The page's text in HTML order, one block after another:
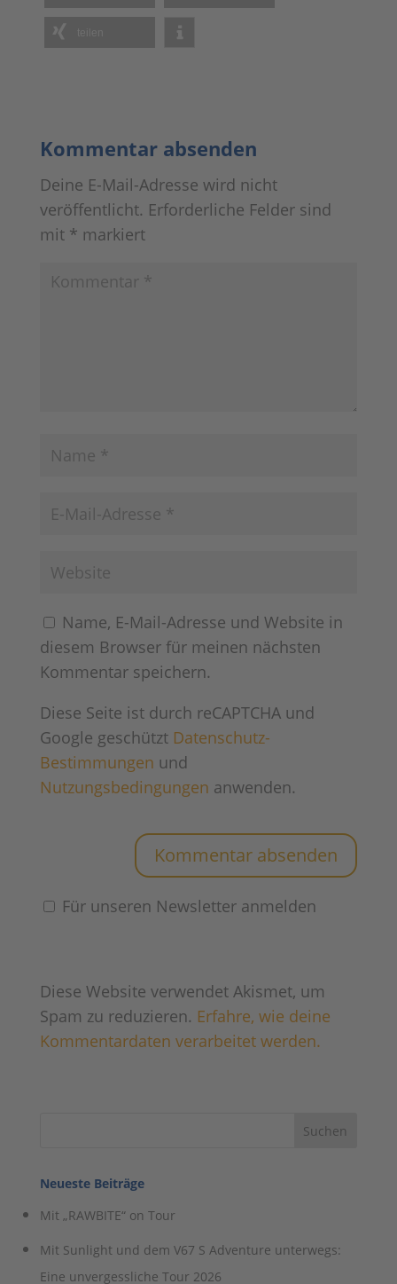
Kommentar absenden
Deine E-Mail-Adresse wird nicht
veröffentlicht. Erforderliche Felder sind
mit * markiert
Name, E-Mail-Adresse und Website in
diesem Browser für meinen nächsten
Kommentar speichern.
Diese Seite ist durch reCAPTCHA und
Google geschützt Datenschutz-
Bestimmungen und
Nutzungsbedingungen anwenden.
Für unseren Newsletter anmelden
Diese Website verwendet Akismet, um
Spam zu reduzieren. Erfahre, wie deine
Kommentardaten verarbeitet werden.
Neueste Beiträge
Mit „RAWBITE“ on Tour
Mit Sunlight und dem V67 S Adventure unterwegs:
Eine unvergessliche Tour 2026